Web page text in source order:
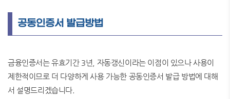
공동인증서 발급방법
금융인증서는 유효기간 3년, 자동갱신이라는 이점이 있으나 사용이
제한적이므로 더 다양하게 사용 가능한 공동인증서 발급 방법에 대해
서 설명드리겠습니다.